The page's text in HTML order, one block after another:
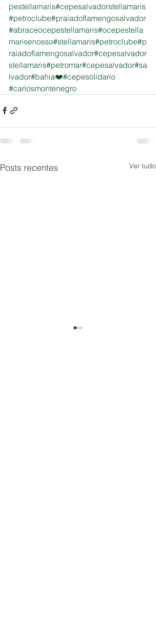
pestellamaris#cepesalvadorstellamaris
#petroclube#praiadoflamengosalvador
#abraceocepestellamaris#ocepestella
marisenosso#stellamaris#petroclube#p
raiadoflamengosalvador#cepesalvador
stellamaris#petromar#cepesalvador#sa
lvador#bahia❤️#cepesolidario
#carlosmontenegro
Posts recentes Ver tudo